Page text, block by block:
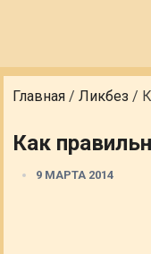
Главная /Ликбез /
Как
9 МАРТА 2014